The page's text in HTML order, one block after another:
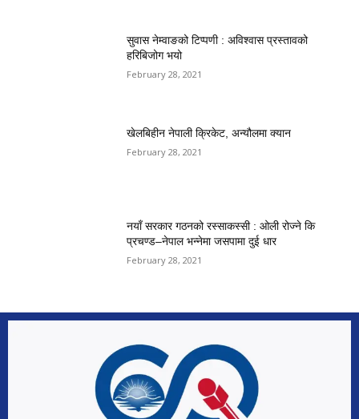
सुवास नेम्वाङको टिप्पणी : अविश्वास प्रस्तावको
हरिबिजोग भयो
February 28, 2021
खेलबिहीन नेपाली क्रिकेट, अन्यौलमा क्यान
February 28, 2021
नयाँ सरकार गठनको रस्साकस्सी : ओली रोज्ने कि
प्रचण्ड–नेपाल भन्नेमा जसपामा दुई धार
February 28, 2021